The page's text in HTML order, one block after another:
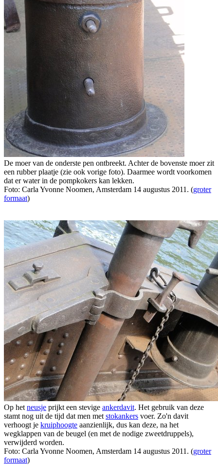
De moer van de onderste pen ontbreekt. Achter de bovenste moer zit
een rubber plaatje (zie ook vorige foto). Daarmee wordt voorkomen
dat er water in de pompkokers kan lekken.
Foto: Carla Yvonne Noomen, Amsterdam 14 augustus 2011. (groter
formaat)
Op het neusje prijkt een stevige ankerdavit. Het gebruik van deze
stamt nog uit de tijd dat men met stokankers voer. Zo'n davit
verhoogt je kruiphoogte aanzienlijk, dus kan deze, na het
wegklappen van de beugel (en met de nodige zweetdruppels),
verwijderd worden.
Foto: Carla Yvonne Noomen, Amsterdam 14 augustus 2011. (groter
formaat)